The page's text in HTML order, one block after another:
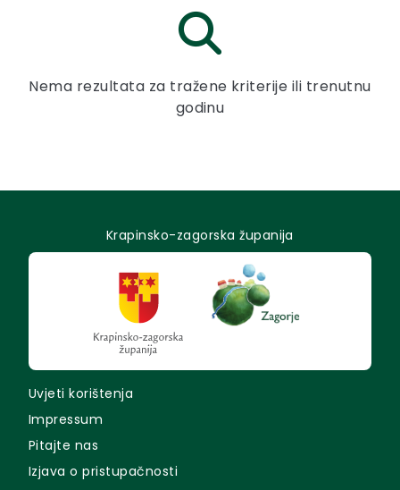
Nema rezultata za tražene kriterije ili trenutnu
godinu
Krapinsko-zagorska županija
Uvjeti korištenja
Impressum
Pitajte nas
Izjava o pristupačnosti